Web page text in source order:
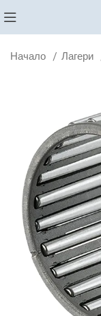
Начало Лагери